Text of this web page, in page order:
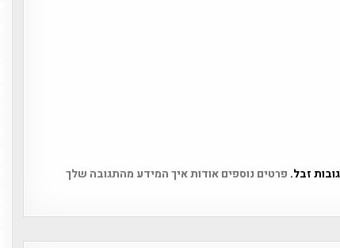
פרטים נוספים אודות איך המידע מהתגובה שלך